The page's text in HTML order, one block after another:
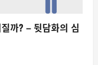
까? – 뒷담화의 심